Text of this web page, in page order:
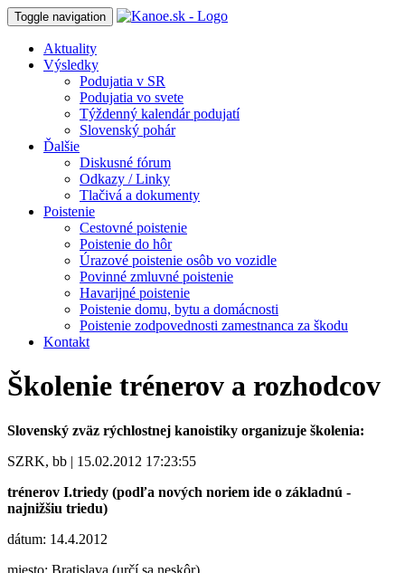
Toggle navigation
Aktuality
Výsledky
Podujatia v SR
Podujatia vo svete
Týždenný kalendár podujatí
Slovenský pohár
Ďalšie
Diskusné fórum
Odkazy / Linky
Tlačivá a dokumenty
Poistenie
Cestovné poistenie
Poistenie do hôr
Úrazové poistenie osôb vo vozidle
Povinné zmluvné poistenie
Havarijné poistenie
Poistenie domu, bytu a domácnosti
Poistenie zodpovednosti zamestnanca za škodu
Kontakt
Školenie trénerov a rozhodcov
Slovenský zväz rýchlostnej kanoistiky organizuje školenia:
SZRK, bb | 15.02.2012 17:23:55
trénerov I.triedy (podľa nových noriem ide o základnú -
najnižšiu triedu)
dátum: 14.4.2012
miesto: Bratislava (určí sa neskôr)